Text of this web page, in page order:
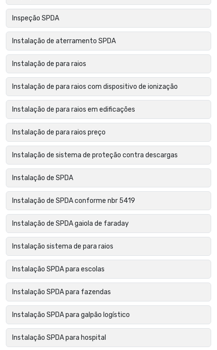
Inspeção SPDA
Instalação de aterramento SPDA
Instalação de para raios
Instalação de para raios com dispositivo de ionização
Instalação de para raios em edificações
Instalação de para raios preço
Instalação de sistema de proteção contra descargas
Instalação de SPDA
Instalação de SPDA conforme nbr 5419
Instalação de SPDA gaiola de faraday
Instalação sistema de para raios
Instalação SPDA para escolas
Instalação SPDA para fazendas
Instalação SPDA para galpão logístico
Instalação SPDA para hospital